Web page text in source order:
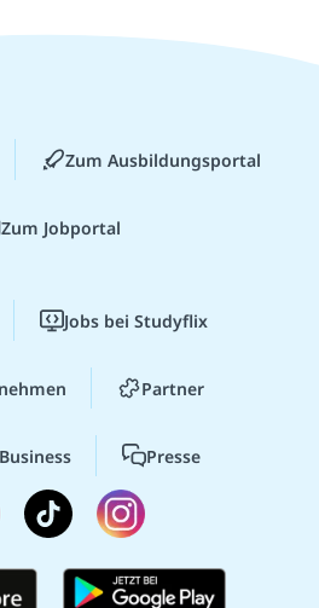
Zum Ausbildungsportal
Zum Jobportal
Jobs bei Studyflix
Partner
Presse